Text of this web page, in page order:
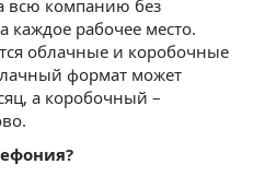
всю компанию без
каждое рабочее место.
облачные и коробочные
формат может
а коробочный –